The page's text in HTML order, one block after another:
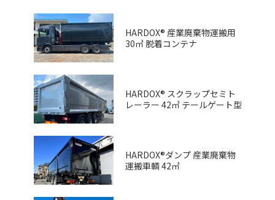
HARDOX® 産業廃棄物運搬用
30㎥ 脱着コンテナ
HARDOX® スクラップセミト
レーラー 42㎥ テールゲート型
HARDOX®ダンプ 産業廃棄物
運搬車輌 42㎥